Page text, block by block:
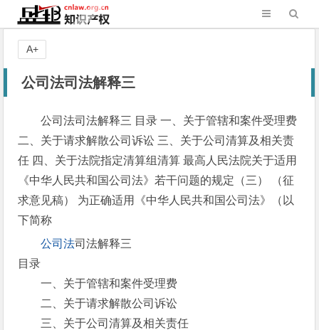
公司法司法解释三
公司法司法解释三 目录 一、关于管辖和案件受理费
二、关于请求解散公司诉讼 三、关于公司清算及相关责
任 四、关于法院指定清算组清算 最高人民法院关于适用
《中华人民共和国公司法》若干问题的规定（三） （征
求意见稿） 为正确适用《中华人民共和国公司法》（以
下简称
公司法司法解释三
目录
一、关于管辖和案件受理费
二、关于请求解散公司诉讼
三、关于公司清算及相关责任
A+